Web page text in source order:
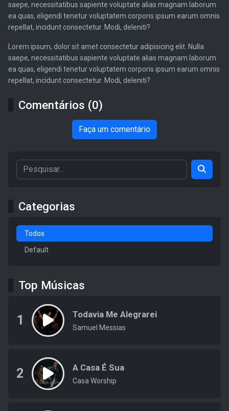
saepe, necessitatibus sapiente voluptate alias magnam laborum
ea quas, eligendi tenetur voluptatem corporis ipsum earum omnis
repellat, incidunt consectetur. Modi, deleniti?
Lorem ipsum, dolor sit amet consectetur adipisicing elit. Nulla
saepe, necessitatibus sapiente voluptate alias magnam laborum
ea quas, eligendi tenetur voluptatem corporis ipsum earum omnis
repellat, incidunt consectetur. Modi, deleniti?
Comentários (0)
Faça um comentário
Categorias
Todos
Default
Top Músicas
1 Todavia Me Alegrarei
Samuel Messias
2 A Casa É Sua
Casa Worship